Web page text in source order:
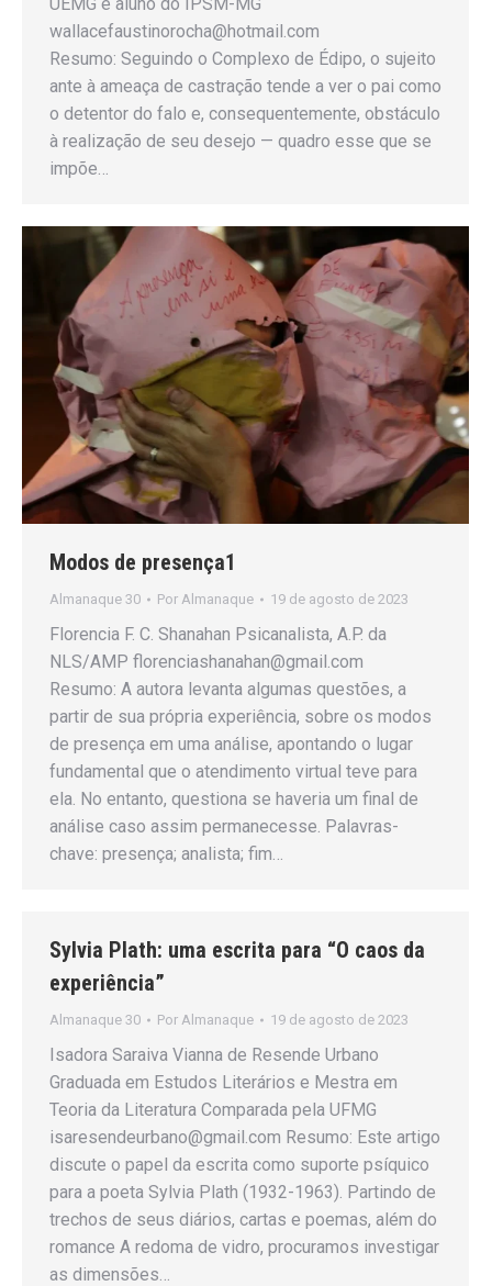
wallacefaustinorocha@hotmail.com
Resumo: Seguindo o Complexo de Édipo, o sujeito
ante à ameaça de castração tende a ver o pai como
o detentor do falo e, consequentemente, obstáculo
à realização de seu desejo — quadro esse que se
impõe…
Modos de presença1
Almanaque 30 Por Almanaque 19 de agosto de 2023
Florencia F. C. Shanahan Psicanalista, A.P. da
NLS/AMP florenciashanahan@gmail.com
Resumo: A autora levanta algumas questões, a
partir de sua própria experiência, sobre os modos
de presença em uma análise, apontando o lugar
fundamental que o atendimento virtual teve para
ela. No entanto, questiona se haveria um final de
análise caso assim permanecesse. Palavras-
chave: presença; analista; fim…
Sylvia Plath: uma escrita para “O caos da
experiência”
Almanaque 30 Por Almanaque 19 de agosto de 2023
Isadora Saraiva Vianna de Resende Urbano
Graduada em Estudos Literários e Mestra em
Teoria da Literatura Comparada pela UFMG
isaresendeurbano@gmail.com Resumo: Este artigo
discute o papel da escrita como suporte psíquico
para a poeta Sylvia Plath (1932-1963). Partindo de
trechos de seus diários, cartas e poemas, além do
romance A redoma de vidro, procuramos investigar
as dimensões…